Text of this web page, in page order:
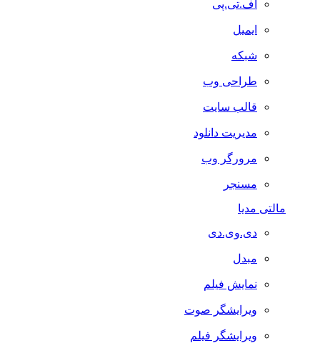
اف.تی.پی
ایمیل
شبکه
طراحی وب
قالب سایت
مدیریت دانلود
مرورگر وب
مسنجر
مالتی مدیا
دی.وی.دی
مبدل
نمایش فیلم
ویرایشگر صوت
ویرایشگر فیلم